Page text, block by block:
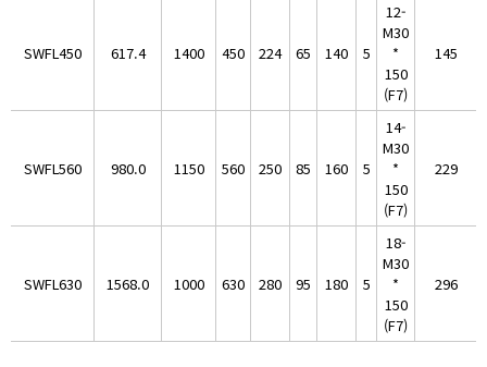
SWFL450 617.4 1400 450 224 65 140 5
12-
M30
*
150
(F7)
145
SWFL560 980.0 1150 560 250 85 160 5
14-
M30
*
150
(F7)
229
SWFL630 1568.0 1000 630 280 95 180 5
18-
M30
*
150
(F7)
296